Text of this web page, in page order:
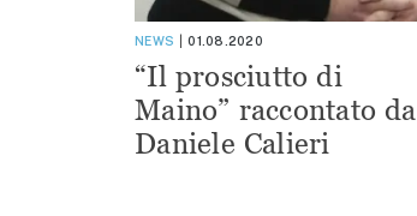
NEWS 01.08.2020
“Il prosciutto di
Maino” raccontato da
Daniele Calieri